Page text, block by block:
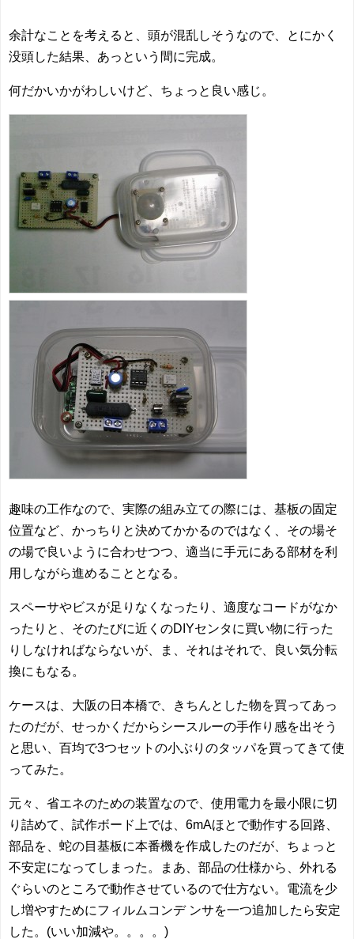
余計なことを考えると、頭が混乱しそうなので、とにかく
没頭した結果、あっという間に完成。
何だかいかがわしいけど、ちょっと良い感じ。
趣味の工作なので、実際の組み立ての際には、基板の固定
位置など、かっちりと決めてかかるのではなく、その場そ
の場で良いように合わせつつ、適当に手元にある部材を利
用しながら進めることとなる。
スペーサやビスが足りなくなったり、適度なコードがなか
ったりと、そのたびに近くのDIYセンタに買い物に行った
りしなければならないが、ま、それはそれで、良い気分転
換にもなる。
ケースは、大阪の日本橋で、きちんとした物を買ってあっ
たのだが、せっかくだからシースルーの手作り感を出そう
と思い、百均で3つセットの小ぶりのタッパを買ってきて使
ってみた。
元々、省エネのための装置なので、使用電力を最小限に切
り詰めて、試作ボード上では、6mAほとで動作する回路、
部品を、蛇の目基板に本番機を作成したのだが、ちょっと
不安定になってしまった。まあ、部品の仕様から、外れる
ぐらいのところで動作させているので仕方ない。電流を少
し増やすためにフィルムコンデ ンサを一つ追加したら安定
した。(いい加減や。。。。)